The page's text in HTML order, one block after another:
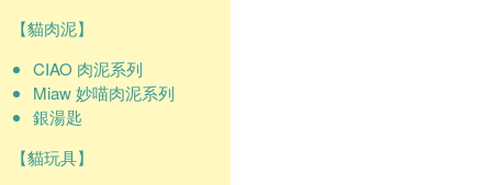
【貓肉泥】
CIAO 肉泥系列
Miaw 妙喵肉泥系列
銀湯匙
【貓玩具】